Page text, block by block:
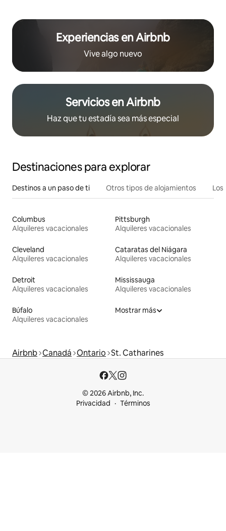
Experiencias en Airbnb
Vive algo nuevo
Servicios en Airbnb
Haz que tu estadía sea más especial
Destinaciones para explorar
Destinos a un paso de ti Otros tipos de alojamientos
Columbus
Alquileres vacacionales
Pittsburgh
Alquileres vacacionales
Cleveland
Alquileres vacacionales
Cataratas del Niágara
Alquileres vacacionales
Detroit
Alquileres vacacionales
Mississauga
Alquileres vacacionales
Búfalo
Alquileres vacacionales
Mostrar más
Airbnb Canadá Ontario St. Catharines
© 2026 Airbnb, Inc.
Privacidad
Términos